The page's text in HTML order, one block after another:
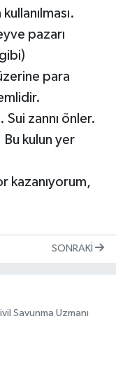
pazarı
para
Sui zannı önler.
kulun yer
kazanıyorum,
SONRAKI
Sa­vun­ma Uz­ma­nı